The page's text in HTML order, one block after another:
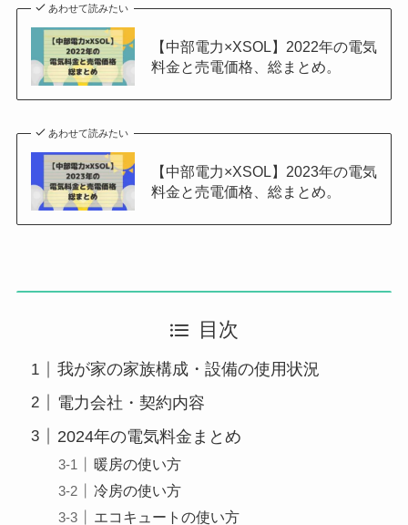
あわせて読みたい
【中部電力×XSOL】2022年の電気
料金と売電価格、総まとめ。
あわせて読みたい
【中部電力×XSOL】2023年の電気
料金と売電価格、総まとめ。
目次
我が家の家族構成・設備の使用状況
電力会社・契約内容
2024年の電気料金まとめ
暖房の使い方
冷房の使い方
エコキュートの使い方